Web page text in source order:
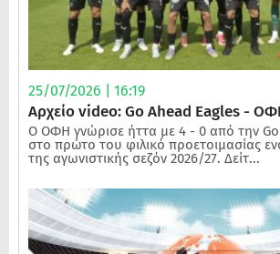
25/07/2026 | 16:19
Αρχείο video: Go Ahead Eagles -
Ο ΟΦΗ γνώρισε ήττα με 4 - 0 από την
στο πρώτο του φιλικό προετοιμασίας
της αγωνιστικής σεζόν 2026/27. Δείτ...